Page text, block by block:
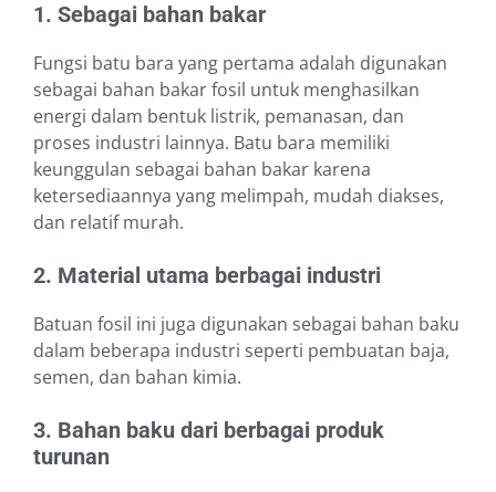
1. Sebagai bahan bakar
Fungsi batu bara yang pertama adalah digunakan
sebagai bahan bakar fosil untuk menghasilkan
energi dalam bentuk listrik, pemanasan, dan
proses industri lainnya. Batu bara memiliki
keunggulan sebagai bahan bakar karena
ketersediaannya yang melimpah, mudah diakses,
dan relatif murah.
2. Material utama berbagai industri
Batuan fosil ini juga digunakan sebagai bahan baku
dalam beberapa industri seperti pembuatan baja,
semen, dan bahan kimia.
3. Bahan baku dari berbagai produk
turunan